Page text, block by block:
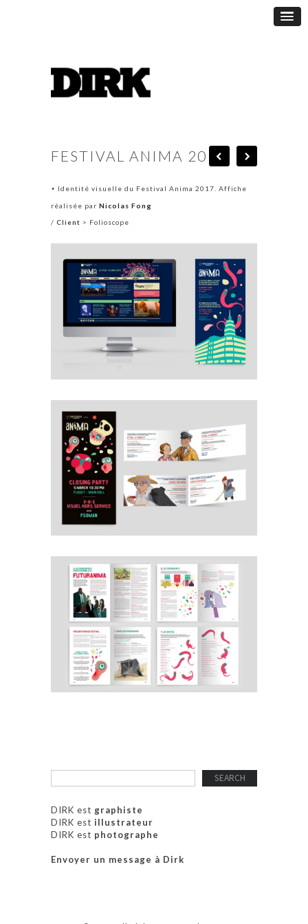
FESTIVAL ANIMA 2017
• Identité visuelle du Festival Anima 2017. Affiche
réalisée par Nicolas Fong
/ Client > Folioscope
DIRK est graphiste
DIRK est illustrateur
DIRK est photographe
Envoyer un message à Dirk